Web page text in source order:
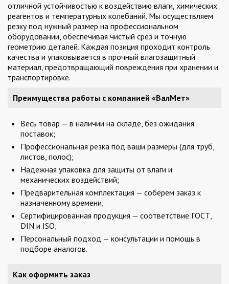
отличной устойчивостью к воздействию влаги, химических
реагентов и температурных колебаний. Мы осуществляем
резку под нужный размер на профессиональном
оборудовании, обеспечивая чистый срез и точную
геометрию деталей. Каждая позиция проходит контроль
качества и упаковывается в прочный влагозащитный
материал, предотвращающий повреждения при хранении и
транспортировке.
Преимущества работы с компанией «ВалМет»
Весь товар — в наличии на складе, без ожидания
поставок;
Профессиональная резка под ваши размеры (для труб,
листов, полос);
Надежная упаковка для защиты от влаги и
механических воздействий;
Предварительная комплектация — соберем заказ к
назначенному времени;
Сертифицированная продукция — соответствие ГОСТ,
DIN и ISO;
Персональный подход — консультации и помощь в
подборе аналогов.
Как оформить заказ